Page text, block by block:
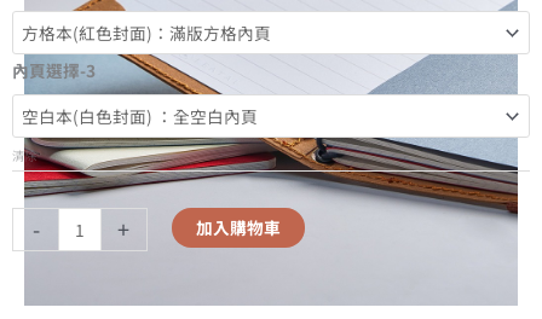
內頁選擇-3
清除
- + 加入購物車